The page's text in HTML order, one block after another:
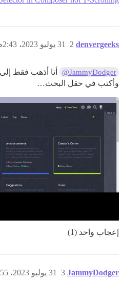
denvergeeks 31 يوليو 2023، 2:43م 2
@JammyDodger
أنا أذهب فقط
وأكتب في حقل البحث…
إعجاب واحد (1)
JammyDodger 31 يوليو 2023، 2:55م 3